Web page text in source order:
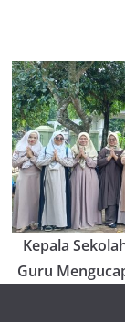
Kepala
Guru